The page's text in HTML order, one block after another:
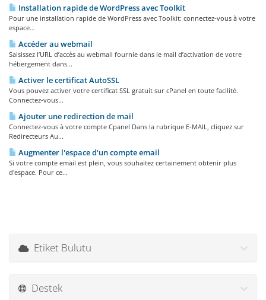
Installation rapide de WordPress avec Toolkit
Pour une installation rapide de WordPress avec Toolkit: connectez-vous à votre
espace...
Accéder au webmail
Saisissez l’URL d’accès au webmail fournie dans le mail d’activation de votre
hébergement dans...
Activer le certificat AutoSSL
Vous pouvez activer votre certificat SSL gratuit sur cPanel en toute facilité.
Connectez-vous...
Ajouter une redirection de mail
Connectez-vous à votre compte Cpanel Dans la rubrique E-MAIL, cliquez sur
Redirecteurs Au...
Augmenter l'espace d'un compte email
Si votre compte email est plein, vous souhaitez certainement obtenir plus
d'espace. Pour ce...
Etiket Bulutu
Destek